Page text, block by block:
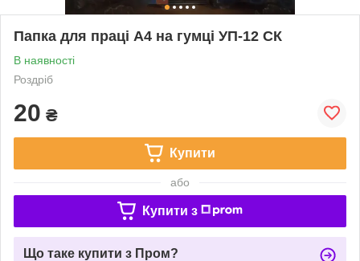
Папка для праці А4 на гумці УП-12 СК
В наявності
Роздріб
20 ₴
Купити
або
Купити з
Що таке купити з Пром?